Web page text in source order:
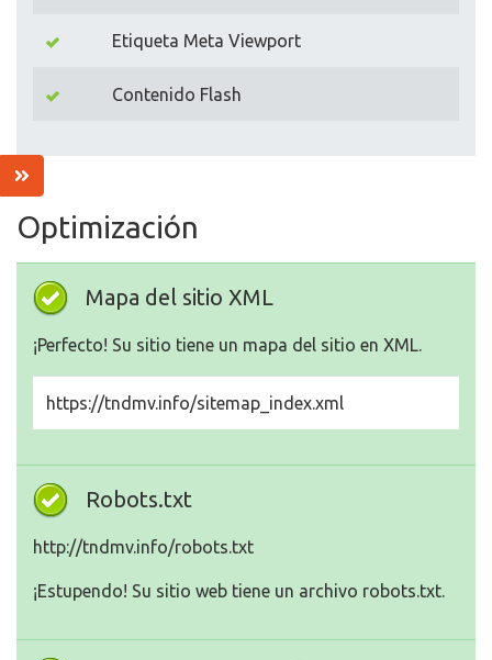
Etiqueta Meta Viewport
Contenido Flash
Optimización
Mapa del sitio XML
¡Perfecto! Su sitio tiene un mapa del sitio en XML.
https://tndmv.info/sitemap_index.xml
Robots.txt
http://tndmv.info/robots.txt
¡Estupendo! Su sitio web tiene un archivo robots.txt.